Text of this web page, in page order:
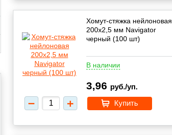
Хомут-стяжка нейлоновая
200х2,5 мм Navigator
черный (100 шт)
В наличии
3,96 руб./уп.
Купить